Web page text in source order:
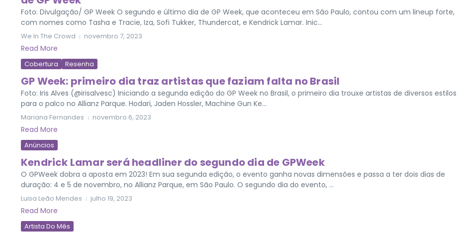
Foto: Divulgação/ GP Week O segundo e último dia de GP Week, que aconteceu em São Paulo, contou com um lineup forte,
com nomes como Tasha e Tracie, Iza, Sofi Tukker, Thundercat, e Kendrick Lamar. Inic...
We In The Crowd novembro 7, 2023
Read More
Cobertura Resenha
GP Week: primeiro dia traz artistas que faziam falta no Brasil
Foto: Iris Alves (@irisalvesc) Iniciando a segunda edição do GP Week no Brasil, o primeiro dia trouxe artistas de diversos estilos
para o palco no Allianz Parque. Hodari, Jaden Hossler, Machine Gun Ke...
Mariana Fernandes novembro 6, 2023
Read More
Anúncios
Kendrick Lamar será headliner do segundo dia de GPWeek
O GPWeek dobra a aposta em 2023! Em sua segunda edição, o evento ganha novas dimensões e passa a ter dois dias de
duração: 4 e 5 de novembro, no Allianz Parque, em São Paulo. O segundo dia do evento, ...
Luisa Leão Mendes julho 19, 2023
Read More
Artista Do Mês